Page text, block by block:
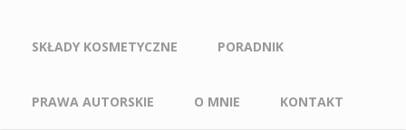
SKŁADY KOSMETYCZNE PORADNIK
PRAWA AUTORSKIE O MNIE KONTAKT